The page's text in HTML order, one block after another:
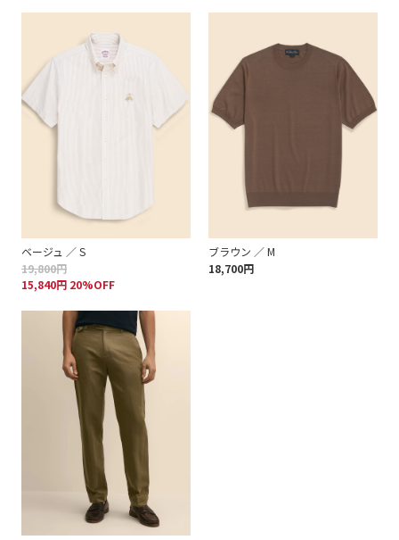
ベージュ ／ S
19,800円
15,840円 20%OFF
ブラウン ／ M
18,700円